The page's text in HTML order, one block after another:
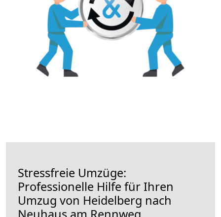
Stressfreie Umzüge:
Professionelle Hilfe für Ihren
Umzug von Heidelberg nach